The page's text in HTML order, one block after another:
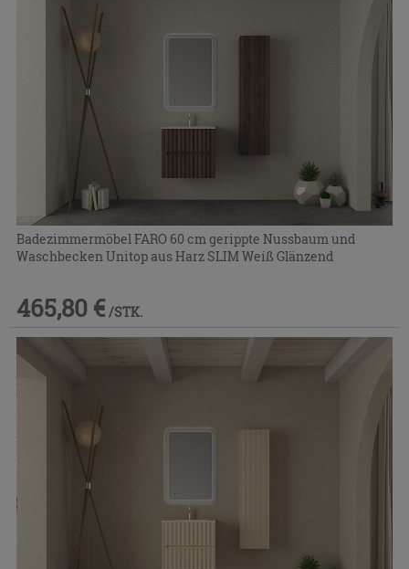
Badezimmermöbel FARO 60 cm gerippte Nussbaum und
Waschbecken Unitop aus Harz SLIM Weiß Glänzend
465,80 € /STK.